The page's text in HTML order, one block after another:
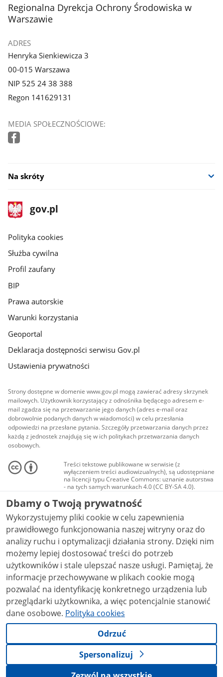
stopka
Regionalna Dyrekcja Ochrony Środowiska w
Warszawie
ADRES
Henryka Sienkiewicza 3
00-015 Warszawa
NIP 525 24 38 388
Regon 141629131
MEDIA SPOŁECZNOŚCIOWE:
Na skróty
stopka
gov.pl
Strona
gov.pl
gov.pl
Polityka cookies
Służba cywilna
Profil zaufany
BIP
Prawa autorskie
Warunki korzystania
Geoportal
Deklaracja dostępności serwisu Gov.pl
Ustawienia prywatności
Strony dostępne w domenie www.gov.pl mogą zawierać adresy skrzynek
mailowych. Użytkownik korzystający z odnośnika będącego adresem e-
mail zgadza się na przetwarzanie jego danych (adres e-mail oraz
dobrowolnie podanych danych w wiadomości) w celu przesłania
odpowiedzi na przesłane pytania. Szczegóły przetwarzania danych przez
każdą z jednostek znajdują się w ich politykach przetwarzania danych
osobowych.
Treści tekstowe publikowane w serwisie (z
wyłączeniem treści audiowizualnych), są udostępniane
na licencji typu Creative Commons: uznanie autorstwa
- na tych samych warunkach 4.0 (CC BY-SA 4.0).
Materiały audiowizualne, w tym zdjęcia, materiały
audio i wideo, są udostępniane na licencji typu
Creative Commons: uznanie autorstwa użycie
niekomercyjne - bez utworów zależnych 4.0 (CC BY-
NC-ND 4.0), o ile nie jest to stwierdzone inaczej.
Dbamy o Twoją prywatność
Wykorzystujemy pliki cookie w celu zapewnienia
prawidłowego funkcjonowania naszej witryny oraz do
analizy ruchu i optymalizacji działania strony. Dzięki nim
możemy lepiej dostosować treści do potrzeb
użytkowników i stale ulepszać nasze usługi. Pamiętaj, że
informacje przechowywane w plikach cookie mogą
pozwalać na identyfikację konkretnego urządzenia lub
przeglądarki użytkownika, a więc potencjalnie stanowić
dane osobowe. Polityka cookies
Odrzuć
Spersonalizuj